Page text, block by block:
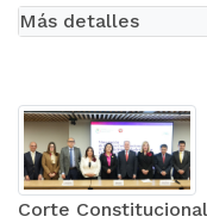
Corte
Más detalles